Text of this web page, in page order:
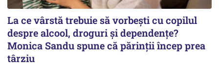
La ce vârstă trebuie să vorbești cu copilul
despre alcool, droguri și dependențe?
Monica Sandu spune că părinții încep prea
târziu